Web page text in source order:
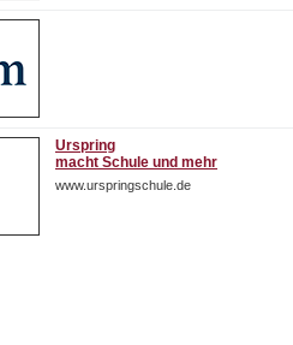
Urspring
macht Schule und mehr
www.urspringschule.de